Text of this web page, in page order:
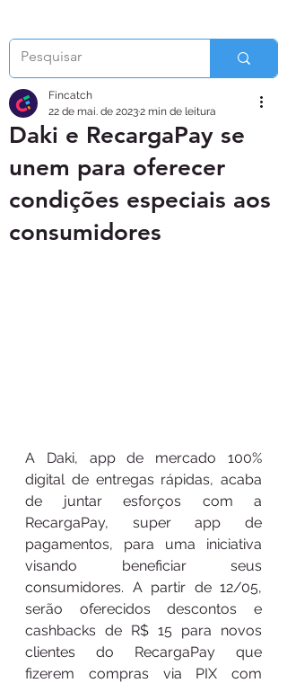
Daki e RecargaPay se
unem para oferecer
condições especiais aos
consumidores
Fincatch
22 de mai. de 20232 min de leitura
A Daki, app de mercado 100%
digital de entregas rápidas, acaba
de juntar esforços com a
RecargaPay, super app de
pagamentos, para uma iniciativa
visando beneficiar seus
consumidores. A partir de 12/05,
serão oferecidos descontos e
cashbacks de R$ 15 para novos
clientes do RecargaPay que
fizerem compras via PIX com